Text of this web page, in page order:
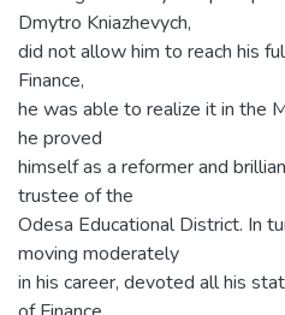
Dmytro Kniazhevych,
did not allow him to reach his
Finance,
he was able to realize it in the
he proved
himself as a reformer and
trustee of the
Odesa Educational District. In
moving moderately
in his career, devoted all his